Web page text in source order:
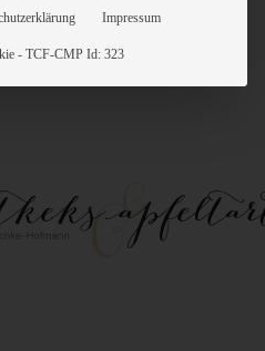
Impressum
- TCF-CMP Id: 323